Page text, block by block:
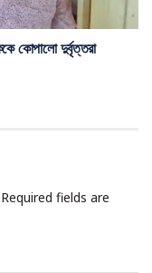
কোপালো দুর্বৃত্তরা
Required fields are